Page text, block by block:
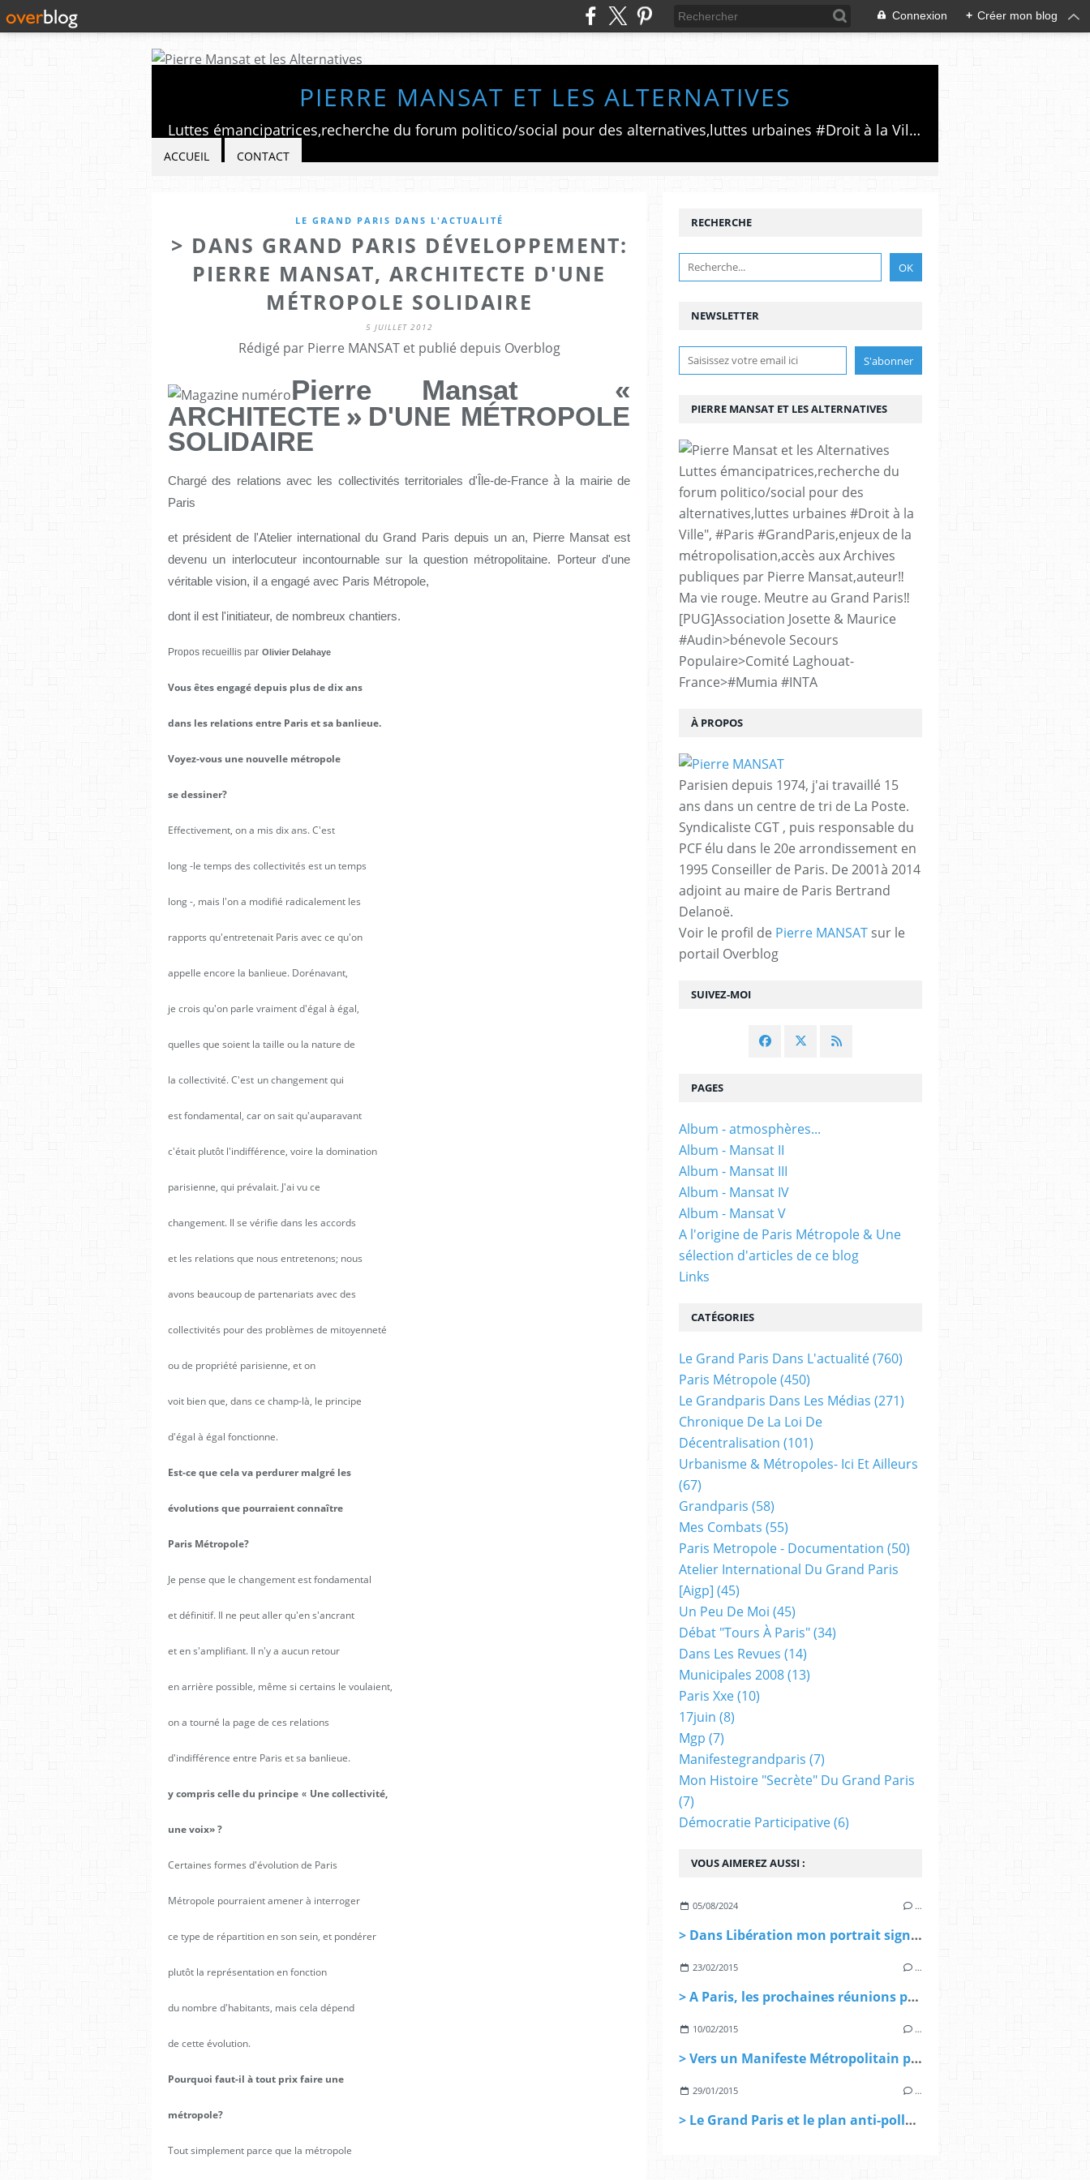
Connexion + Créer mon blog
PIERRE MANSAT ET LES ALTERNATIVES
Luttes émancipatrices,recherche du forum politico/social pour des alternatives,luttes urbaines #Droit à la Ville", #Paris #GrandParis,enjeux de la métropolisation,accès aux Archives publiques par Pierre Mansat,auteur‼️Ma vie rouge. Meutre au Grand Paris‼️[PUG]Association Josette & Maurice #Audin>bénevole Secours Populaire>Comité Laghouat-France>#Mumia #INTA
ACCUEIL CONTACT
LE GRAND PARIS DANS L'ACTUALITÉ
> DANS GRAND PARIS DÉVELOPPEMENT:
PIERRE MANSAT, ARCHITECTE D'UNE
MÉTROPOLE SOLIDAIRE
5 JUILLET 2012
Rédigé par Pierre MANSAT et publié depuis Overblog
Pierre Mansat «
ARCHITECTE » D'UNE MÉTROPOLE
SOLIDAIRE
Chargé des relations avec les collectivités territoriales d'Île-de-Franceà
la mairie de
Paris
et président de l'Atelier international du Grand Paris depuis un an, Pierre Mansat est
devenu un interlocuteur incontournable sur la question métropolitaine. Porteur d'une
véritable vision, il a engagé avec Paris Métropole,
dont il est l'initiateur, de nombreux chantiers.
Propos recueillis par Olivier Delahaye
Vous êtes engagé depuis plus de dix ans
dans les relations entre Paris et sa banlieue.
Voyez-vous une nouvelle métropole
se dessiner?
Effectivement, on a mis dix ans. C'est
long -le temps des collectivités est un temps
long -, mais l'on a modifié radicalement les
rapports qu'entretenait Paris avec ce qu'on
appelle encore la banlieue. Dorénavant,
je crois qu'on parle vraiment d'égal à égal,
quelles que soient la taille ou la nature de
la collectivité. C'est un changement qui
est fondamental, car on sait qu'auparavant
c'était plutôt l'indifférence, voire la domination
parisienne, qui prévalait. J'ai vu ce
changement. Il se vérifie dans les accords
et les relations que nous entretenons; nous
avons beaucoup de partenariats avec des
collectivités pour des problèmes de mitoyenneté
ou de propriété parisienne, et on
voit bien que, dans ce champ-là, le principe
d'égal à égal fonctionne.
Est-ce que cela va perdurer malgré les
évolutions que pourraient connaître
Paris Métropole?
Je pense que le changement est fondamental
et définitif. Il ne peut aller qu'en s'ancrant
et en s'amplifiant. Il n'y a aucun retour
en arrière possible, même si certains le voulaient,
on a tourné la page de ces relations
d'indifférence entre Paris et sa banlieue.
y compris celle du principe « Une collectivité,
une voix» ?
Certaines formes d'évolution de Paris
Métropole pourraient amener à interroger
ce type de répartition en son sein, et pondérer
plutôt la représentation en fonction
du nombre d'habitants, mais cela dépend
de cette évolution.
Pourquoi faut-il à tout prix faire une
métropole?
Tout simplement parce que la métropole
NEWSLETTER
SUIVEZ-MOI
RECHERCHE
PIERRE MANSAT ET LES ALTERNATIVES
Luttes émancipatrices,recherche du
forum politico/social pour des
alternatives,luttes urbaines #Droit à la
Ville", #Paris #GrandParis,enjeux de la
métropolisation,accès aux Archives
publiques par Pierre Mansat,auteur‼️
Ma vie rouge. Meutre au Grand Paris‼️
[PUG]Association Josette & Maurice
#Audin>bénevole Secours
Populaire>Comité Laghouat-
France>#Mumia #INTA
À PROPOS
Parisien depuis 1974, j'ai travaillé 15
ans dans un centre de tri de La Poste.
Syndicaliste CGT , puis responsable du
PCF élu dans le 20e arrondissement en
1995 Conseiller de Paris. De 2001à 2014
adjoint au maire de Paris Bertrand
Delanoë.
Voir le profil de Pierre MANSAT sur le
portail Overblog
VOUS AIMEREZ AUSSI :
05/08/2024 …
> Dans Libération mon portrait signé Sibylle Vincendon: Pierre Mansat, le métropolitain
23/02/2015 …
> A Paris, les prochaines réunions publiques sur le Grand Paris
10/02/2015 …
> Vers un Manifeste Métropolitain pour le Grand Paris
29/01/2015 …
> Le Grand Paris et le plan anti-pollution d'Anne Hidalgo
PAGES
Album - atmosphères...
Album - Mansat II
Album - Mansat III
Album - Mansat IV
Album - Mansat V
A l'origine de Paris Métropole & Une
sélection d'articles de ce blog
Links
CATÉGORIES
Le Grand Paris Dans L'actualité(760)
Paris Métropole(450)
Le Grandparis Dans Les Médias (271)
Chronique De La Loi De
Décentralisation (101)
Urbanisme & Métropoles- Ici Et Ailleurs
(67)
Grandparis (58)
Mes Combats (55)
Paris Metropole - Documentation (50)
Atelier International Du Grand Paris
[aigp] (45)
Un Peu De Moi (45)
Débat "tours À Paris"(34)
Dans Les Revues (14)
Municipales 2008(13)
Paris Xxe(10)
17juin (8)
Mgp (7)
Manifestegrandparis (7)
Mon Histoire "secrète" Du Grand Paris
(7)
Démocratie Participative(6)